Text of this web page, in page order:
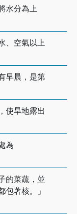
水分為上
、空氣以上
早晨，是第
使旱地露出
為
的菜蔬，並
著核。」